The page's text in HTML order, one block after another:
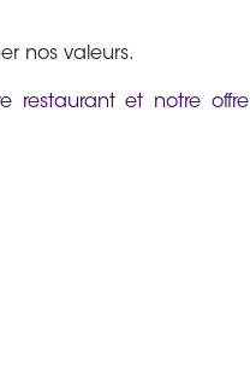
nos valeurs.
restaurant et notre offre